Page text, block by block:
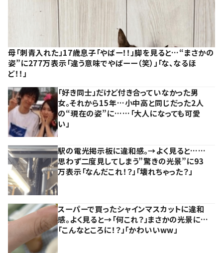
母「刺青入れた」17歳息子「やばー！！」脚を見ると…“まさかの
姿”に277万表示「違う意味でやばーー（笑）」「な、なるほ
ど！！」
「好き同士」だけど付き合っていなかった男
女。それから15年…小中高と同じだった2人
の“現在の姿”に……「大人になっても可愛
い」
駅の電光掲示板に違和感。→よく見ると……
思わず二度見してしまう”驚きの光景”に93
万表示「なんだこれ！？」「壊れちゃった？」
スーパーで買ったシャインマスカットに違和
感。よく見ると→「何これ？」まさかの光景に…
「こんなところに！？」「かわいいww」